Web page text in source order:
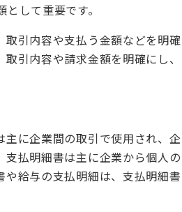
して重要です。
引内容や支払う金額などを明確
引内容や請求金額を明確にし、
に企業間の取引で使用され、企
払明細書は主に企業から個人の
給与の支払明細は、支払明細書